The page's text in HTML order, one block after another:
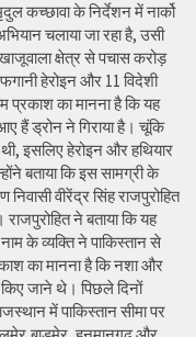
कच्छावा के निर्देशन में नार्को
चलाया जा रहा है, उसी
क्षेत्र से पचास करोड़
हेरोइन और 11 विदेशी
का मानना है कि यह
हैं ड्रोन ने गिराया है। चूंकि
इसलिए हेरोइन और हथियार
बताया कि इस सामग्री के
वीरेंद्र सिंह राजपुरोहित
ने बताया कि यह
के व्यक्ति ने पाकिस्तान से
का मानना है कि नशा और
जाने थे। पिछले दिनों
में पाकिस्तान सीमा पर